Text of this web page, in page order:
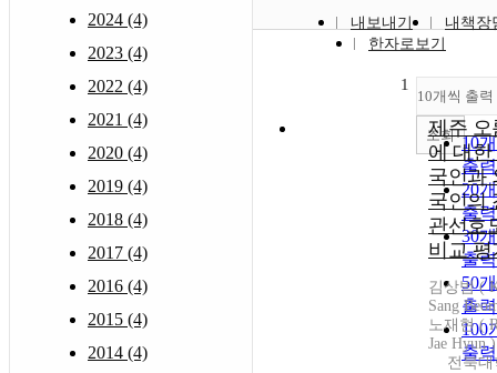
2024 (4)
2023 (4)
2022 (4)
2021 (4)
2020 (4)
2019 (4)
2018 (4)
2017 (4)
2016 (4)
2015 (4)
2014 (4)
내보내기
내책장
한자로보기
10개씩 출력
10
출력
20
출력
30
출력
50
출력
100
출력
조회
1
제주 오
에 대한
국인과
국인의
관선호
비교 평
김상범 (
Sang
노재현 (
Jae Hyun )
전북대